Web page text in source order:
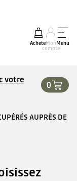
AcheterMon
compte
Menu
votre
0
AUPRÈS DE